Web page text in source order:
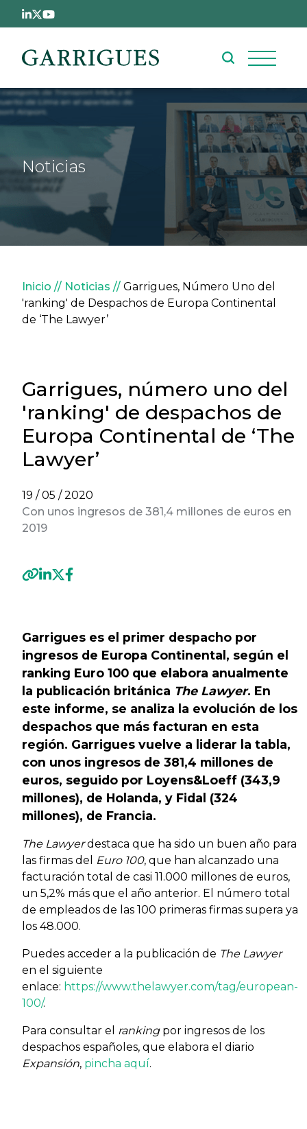
Pasar al contenido principal
Noticias
Sobrescribir enlaces de
Inicio Noticias
Garrigues, Número Uno del
'ranking' de Despachos de Europa Continental
de ‘The Lawyer’
Garrigues, número uno del
'ranking' de despachos de
Europa Continental de ‘The
Lawyer’
19 / 05 / 2020
Con unos ingresos de 381,4 millones de euros en
2019
Garrigues es el primer despacho por
ingresos de Europa Continental, según el
ranking Euro 100 que elabora anualmente
la publicación británica The Lawyer. En
este informe, se analiza la evolución de los
despachos que más facturan en esta
región. Garrigues vuelve a liderar la tabla,
con unos ingresos de 381,4 millones de
euros, seguido por Loyens&Loeff (343,9
millones), de Holanda, y Fidal (324
millones), de Francia.
The Lawyerdestaca que ha sido un buen año para
las firmas del
Euro 100, que han alcanzado una
facturación total de casi 11.000 millones de euros,
un 5,2% más que el año anterior. El número total
de empleados de las 100 primeras firmas supera ya
los 48.000.
Puedes acceder a la publicación de The Lawyer
en el siguiente
enlace: https://www.thelawyer.com/tag/european-
100/.
Para consultar el rankingpor ingresos de los
despachos españoles, que elabora el diario
Expansión, pincha aquí.